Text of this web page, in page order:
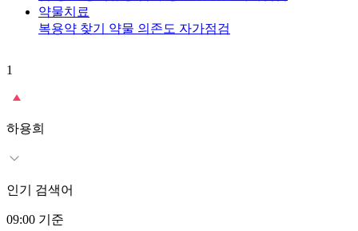
약물치료
복용약 찾기 약물 의존도 자가점검
1
하용희
인기 검색어
09:00 기준